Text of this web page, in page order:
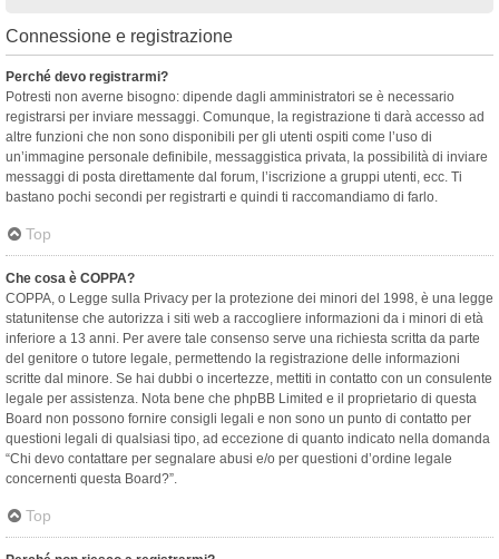
Connessione e registrazione
Perché devo registrarmi?
Potresti non averne bisogno: dipende dagli amministratori se è necessario
registrarsi per inviare messaggi. Comunque, la registrazione ti darà accesso ad
altre funzioni che non sono disponibili per gli utenti ospiti come l’uso di
un’immagine personale definibile, messaggistica privata, la possibilità di inviare
messaggi di posta direttamente dal forum, l’iscrizione a gruppi utenti, ecc. Ti
bastano pochi secondi per registrarti e quindi ti raccomandiamo di farlo.
Top
Che cosa è COPPA?
COPPA, o Legge sulla Privacy per la protezione dei minori del 1998, è una legge
statunitense che autorizza i siti web a raccogliere informazioni da i minori di età
inferiore a 13 anni. Per avere tale consenso serve una richiesta scritta da parte
del genitore o tutore legale, permettendo la registrazione delle informazioni
scritte dal minore. Se hai dubbi o incertezze, mettiti in contatto con un consulente
legale per assistenza. Nota bene che phpBB Limited e il proprietario di questa
Board non possono fornire consigli legali e non sono un punto di contatto per
questioni legali di qualsiasi tipo, ad eccezione di quanto indicato nella domanda
“Chi devo contattare per segnalare abusi e/o per questioni d’ordine legale
concernenti questa Board?”.
Top